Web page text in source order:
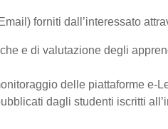
forniti dall’interessato
e di valutazione degli
delle piattaforme
dagli studenti iscritti